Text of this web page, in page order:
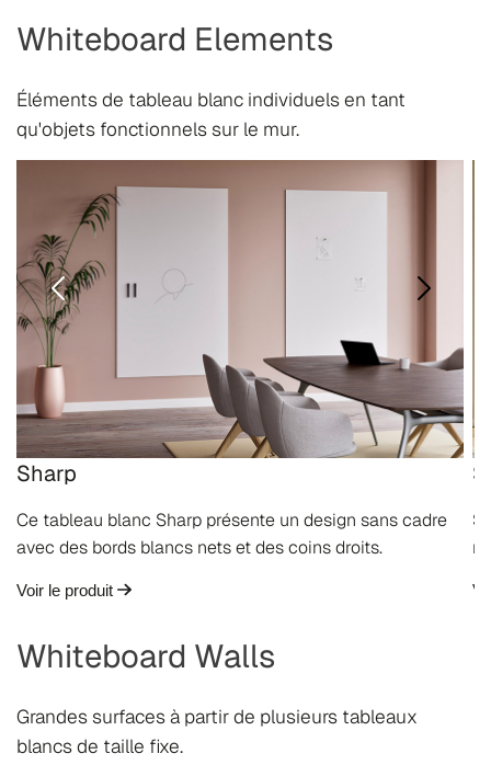
Whiteboard Elements
Éléments de tableau blanc individuels en tant
qu'objets fonctionnels sur le mur.
Sharp
Ce tableau blanc Sharp présente un design sans cadre
avec des bords blancs nets et des coins droits.
Voir le produit
Whiteboard Walls
Grandes surfaces à partir de plusieurs tableaux
blancs de taille fixe.